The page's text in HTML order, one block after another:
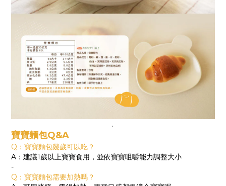
.
寶寶麵包Q&A
Q：寶寶麵包幾歲可以吃？
A：建議1歲以上寶寶食用，並依寶寶咀嚼能力調整大小
-
Q：寶寶麵包需要加熱嗎？